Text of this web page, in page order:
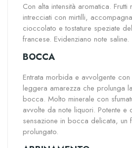
Con alta intensità aromatica. Frutti
intrecciati con mirtilli,
cioccolato e tostature speziate
francese. Evidenziano note saline.
BOCCA
Entrata morbida e avvolgente
leggera amarezza che prolunga
bocca. Molto minerale con
avvolte da note liquori. Potente e
sensazione in bocca delicata, un
prolungato.